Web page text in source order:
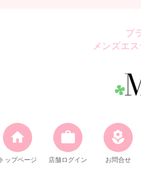
プ
メンズエ
トップページ 店舗ログイン お問合せ